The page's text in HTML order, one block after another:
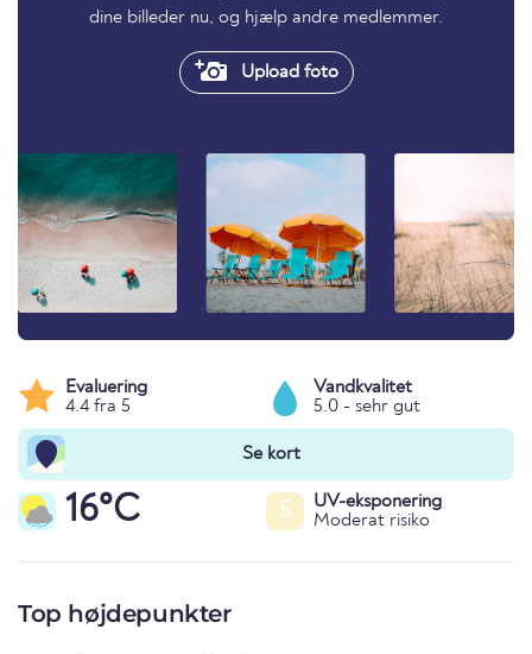
dine billeder nu, og hjælp andre medlemmer.
Upload foto
Evaluering
4.4 fra 5
Vandkvalitet
5.0 - sehr gut
Se kort
16°C 5
UV-eksponering
Moderat risiko
Top højdepunkter